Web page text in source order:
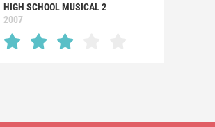
HIGH SCHOOL MUSICAL 2
2007